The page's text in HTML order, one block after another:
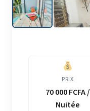
PRIX
70 000 FCFA /
Nuitée